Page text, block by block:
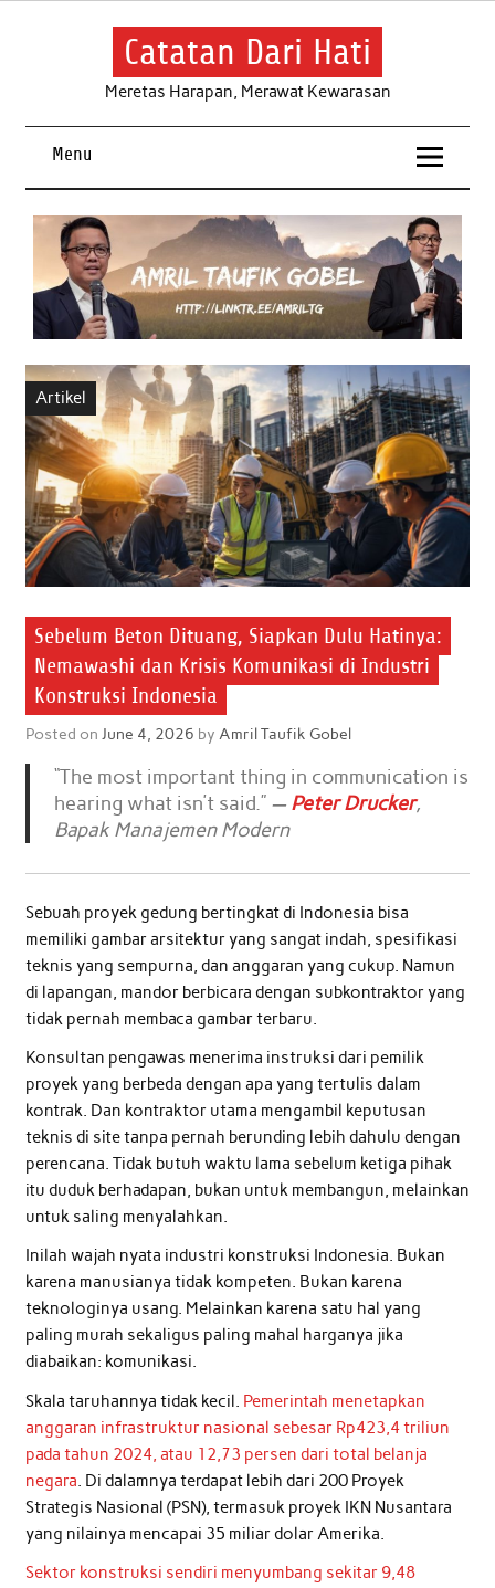
Skip
Catatan Dari Hati
Meretas Harapan, Merawat Kewarasan
Menu
Artikel
Sebelum Beton Dituang, Siapkan Dulu Hatinya:
Nemawashi dan Krisis Komunikasi di Industri
Konstruksi Indonesia
Posted on June 4, 2026 by Amril Taufik Gobel
“The most important thing in communication is
hearing what isn’t said.” — Peter Drucker,
Bapak Manajemen Modern
Sebuah proyek gedung bertingkat di Indonesia bisa
memiliki gambar arsitektur yang sangat indah, spesifikasi
teknis yang sempurna, dan anggaran yang cukup. Namun
di lapangan, mandor berbicara dengan subkontraktor yang
tidak pernah membaca gambar terbaru.
Konsultan pengawas menerima instruksi dari pemilik
proyek yang berbeda dengan apa yang tertulis dalam
kontrak. Dan kontraktor utama mengambil keputusan
teknis di site tanpa pernah berunding lebih dahulu dengan
perencana. Tidak butuh waktu lama sebelum ketiga pihak
itu duduk berhadapan, bukan untuk membangun, melainkan
untuk saling menyalahkan.
Inilah wajah nyata industri konstruksi Indonesia. Bukan
karena manusianya tidak kompeten. Bukan karena
teknologinya usang. Melainkan karena satu hal yang
paling murah sekaligus paling mahal harganya jika
diabaikan: komunikasi.
Skala taruhannya tidak kecil. Pemerintah menetapkan
anggaran infrastruktur nasional sebesar Rp423,4 triliun
pada tahun 2024, atau 12,73 persen dari total belanja
negara. Di dalamnya terdapat lebih dari 200 Proyek
Strategis Nasional (PSN), termasuk proyek IKN Nusantara
yang nilainya mencapai 35 miliar dolar Amerika.
Sektor konstruksi sendiri menyumbang sekitar 9,48